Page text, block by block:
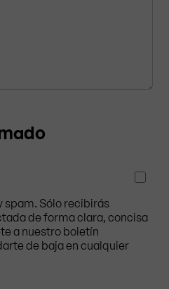
spam. Sólo recibirás
de forma clara, concisa
a nuestro boletín
de baja en cualquier